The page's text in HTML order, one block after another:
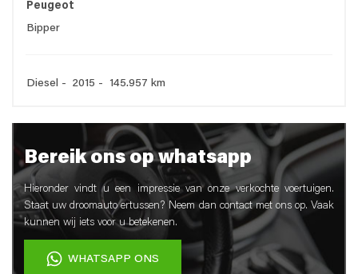
Peugeot
Bipper
Diesel - 2015 - 145.957 km
Bereik ons op whatsapp
Hieronder vindt u een impressie van onze verkochte voertuigen.
Staat uw droomauto ertussen? Neem dan contact met ons op. Vaak
kunnen wij iets voor u betekenen.
WHATSAPP ONS